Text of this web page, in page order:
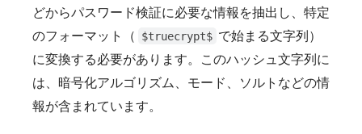
どからパスワード検証に必要な情報を抽出し、特定
のフォーマット（
$truecrypt$ で始まる文字列）
に変換する必要があります。このハッシュ文字列に
は、暗号化アルゴリズム、モード、ソルトなどの情
報が含まれています。